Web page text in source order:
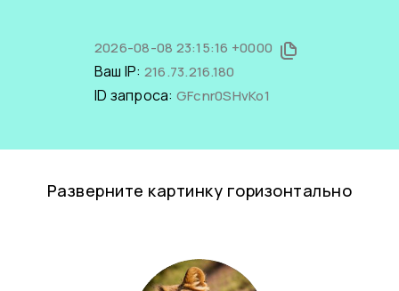
2026-08-08 23:15:16 +0000
Ваш IP: 216.73.216.180
ID запроса: GFcnr0SHvKo1
Разверните картинку горизонтально